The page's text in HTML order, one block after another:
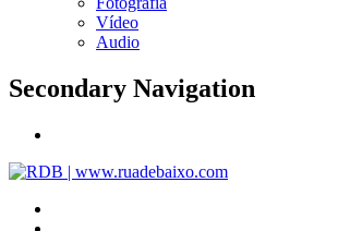
Vídeo
Audio
Secondary Navigation